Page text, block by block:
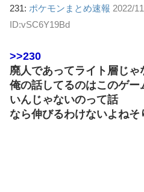
231: ポケモンまとめ速報 2022/
ID:vSC6Y19Bd
>>230
廃人であってライト層じゃ
俺の話してるのはこのゲ
いんじゃないのって話
なら伸びるわけないよねそ